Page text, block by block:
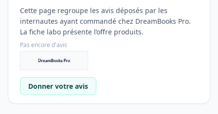
Cette page regroupe les avis déposés par les
internautes ayant commandé chez DreamBooks Pro.
La fiche labo présente l’offre produits.
Pas encore d'avis
Donner votre avis